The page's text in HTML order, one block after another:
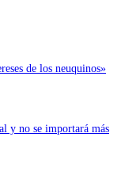
de los neuquinos»
y no se importará más